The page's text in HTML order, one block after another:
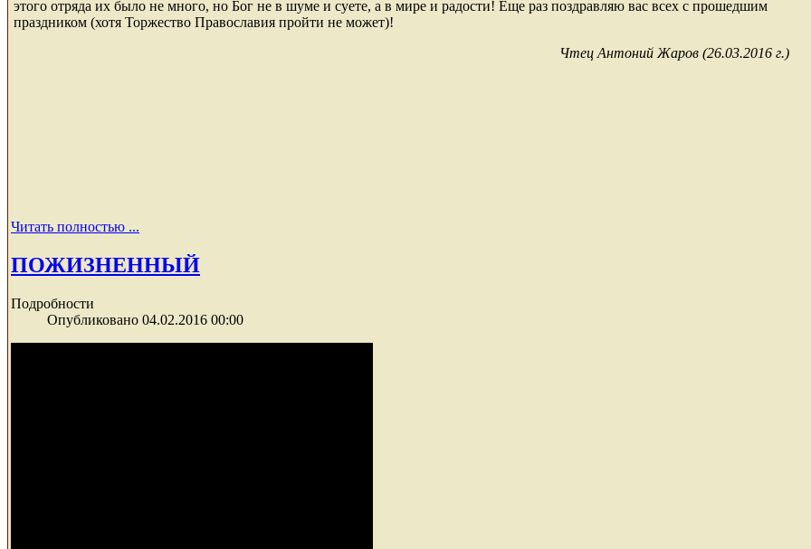
этого отряда их было не много, но Бог не в шуме и суете, а в мире и радости! Еще раз поздравляю вас всех с прошедшим
праздником (хотя Торжество Православия пройти не может)!
Чтец Антоний Жаров (26.03.2016 г.)
Читать полностью ...
ПОЖИЗНЕННЫЙ
Подробности
Опубликовано 04.02.2016 00:00